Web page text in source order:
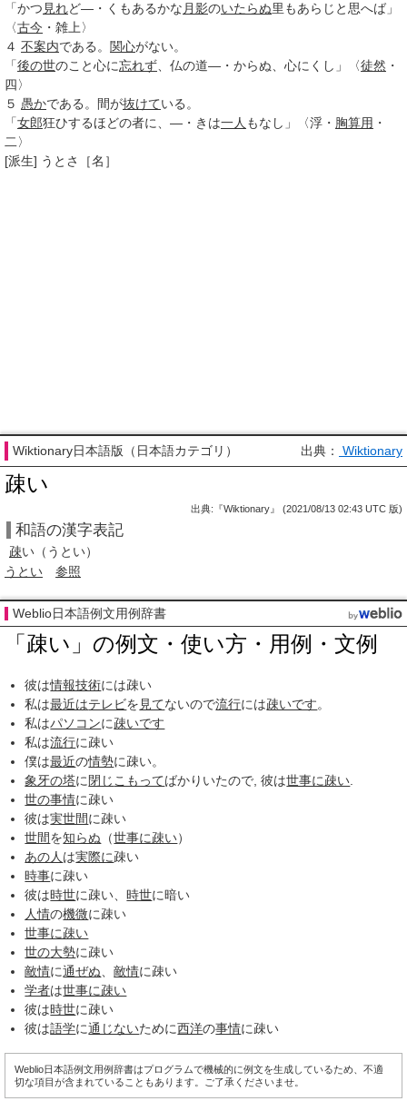
「かつ 見れど―・くもあるかな 月影のいたらぬ里もあらじと思へば」
〈古今 ・雑上〉
４ 不案内である。 関心がない。
「後の世のこと心に忘れず 、仏の道―・からぬ、心にくし」〈徒然 ・
四〉
５ 愚かである。間が抜けている。
「女郎狂ひするほどの者に、―・きは一人 もなし」〈浮・ 胸算用 ・
二〉
[派生] うとさ ［名］
Wiktionary日本語版（日本語カテゴリ） 出典： Wiktionary
疎い
出典:『Wiktionary』 (2021/08/13 02:43 UTC 版)
和語の漢字表記
疎い （うとい）
うとい
参照
Weblio日本語例文用例辞書
「疎い」の例文・使い方・用例・文例
彼は情報技術には疎い
私は最近はテレビを 見てないので流行には疎いです。
私はパソコンに疎いです
私は流行に疎い
僕は最近の情勢に疎い。
象牙の塔に 閉じ こもってばかりいたので, 彼は世事に疎い
世の事情に疎い
彼は実世間に疎い
世間を知らぬ （世事に疎い）
あの人 は実際に疎い
時事に疎い
彼は時世に疎い、時世に暗い
人情の機微に疎い
世事に疎い
世の大勢に疎い
敵情に通ぜぬ 、敵情に疎い
学者は世事に疎い
彼は時世に疎い
彼は語学に通じないために西洋の事情に疎い
Weblio日本語例文用例辞書はプログラムで機械的に例文を生成しているため、不適
切な項目が含まれていることもあります。ご了承くださいませ。